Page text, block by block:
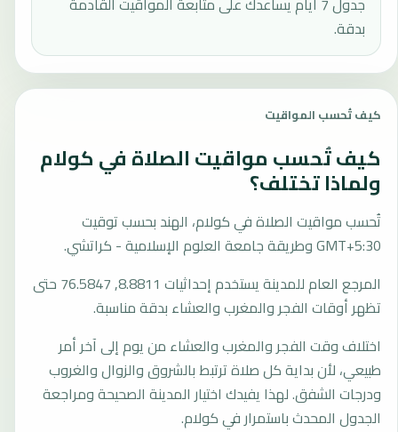
بدقة.
كيف تُحسب المواقيت
كيف تُحسب مواقيت الصلاة في كولام
ولماذا تختلف؟
تُحسب مواقيت الصلاة في كولام، الهند بحسب توقيت
GMT+5:30 وطريقة جامعة العلوم الإسلامية - كراتشي.
المرجع العام للمدينة يستخدم إحداثيات 8.8811, 76.5847 حتى
تظهر أوقات الفجر والمغرب والعشاء بدقة مناسبة.
اختلاف وقت الفجر والمغرب والعشاء من يوم إلى آخر أمر
طبيعي، لأن بداية كل صلاة ترتبط بالشروق والزوال والغروب
ودرجات الشفق. لهذا يفيدك اختيار المدينة الصحيحة ومراجعة
الجدول المحدث باستمرار في كولام.